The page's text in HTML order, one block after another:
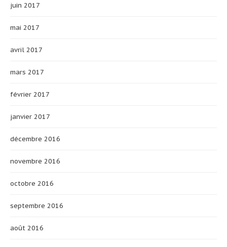
juin 2017
mai 2017
avril 2017
mars 2017
février 2017
janvier 2017
décembre 2016
novembre 2016
octobre 2016
septembre 2016
août 2016